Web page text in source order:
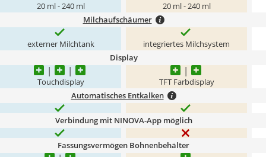
20 ml - 240 ml 20 ml - 240 ml
Milchaufschäumer
externer Milchtank integriertes Milchsystem
Display
Touchdisplay TFT Farbdisplay
Automatisches Entkalken
Verbindung mit NINOVA-App möglich
Fassungsvermögen Bohnenbehälter